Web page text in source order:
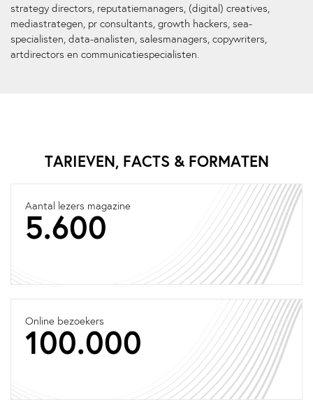
strategy directors, reputatiemanagers, (digital) creatives,
mediastrategen, pr consultants, growth hackers, sea-
specialisten, data-analisten, salesmanagers, copywriters,
artdirectors en communicatiespecialisten.
TARIEVEN, FACTS & FORMATEN
Aantal lezers magazine
5.600
Online bezoekers
100.000